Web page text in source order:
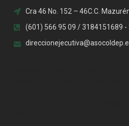
Cra 46 No. 152 – 46C.C.
(601) 566 95 09 / 3184151689 -